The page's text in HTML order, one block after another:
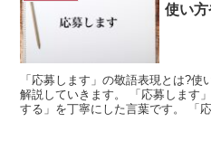
使い
「応募します」の敬語表現とは?
解説していきます。 「応募します
する」を丁寧にした言葉です。 「